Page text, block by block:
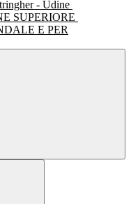
- Udine
SUPERIORE
E PER